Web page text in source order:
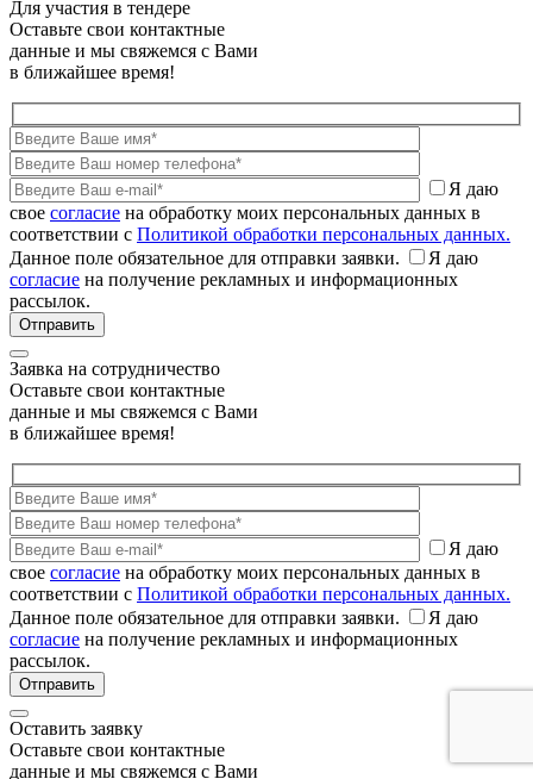
Для участия в тендере
Оставьте свои контактные
данные и мы свяжемся с Вами
в ближайшее время!
Я даю
свое согласие на обработку моих персональных данных в
соответствии с Политикой обработки персональных данных.
Данное поле обязательное для отправки заявки.
Я даю
согласие на получение рекламных и информационных
рассылок.
Заявка на сотрудничество
Оставьте свои контактные
данные и мы свяжемся с Вами
в ближайшее время!
Я даю
свое согласие на обработку моих персональных данных в
соответствии с Политикой обработки персональных данных.
Данное поле обязательное для отправки заявки.
Я даю
согласие на получение рекламных и информационных
рассылок.
Оставить заявку
Оставьте свои контактные
данные и мы свяжемся с Вами